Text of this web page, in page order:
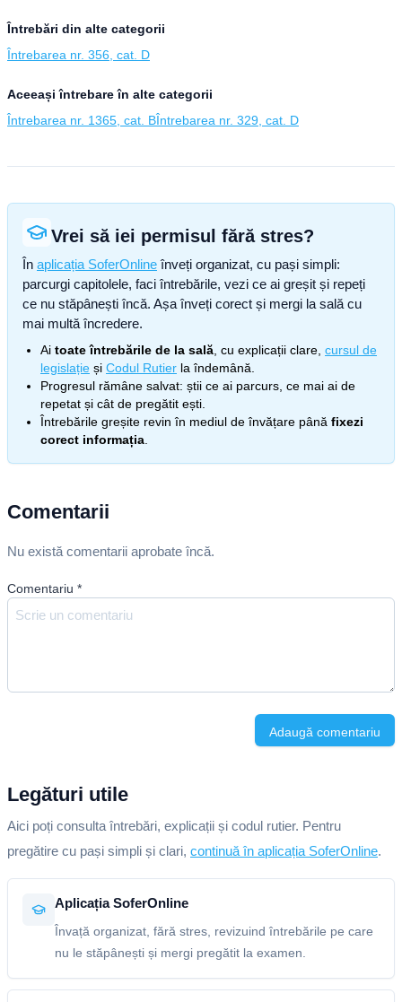
Întrebări din alte categorii
Întrebarea nr. 356, cat. D
Aceeași întrebare în alte categorii
Întrebarea nr. 1365, cat. BÎntrebarea nr. 329, cat. D
Vrei să iei permisul fără stres?
În aplicația SoferOnline înveți organizat, cu pași simpli:
parcurgi capitolele, faci întrebările, vezi ce ai greșit și repeți
ce nu stăpânești încă. Așa înveți corect și mergi la sală cu
mai multă încredere.
Ai toate întrebările de la sală , cu explicații clare, cursul de
legislație și Codul Rutier la îndemână.
Progresul rămâne salvat: știi ce ai parcurs, ce mai ai de
repetat și cât de pregătit ești.
Întrebările greșite revin în mediul de învățare până fixezi
corect informația
Comentarii
Nu există comentarii aprobate încă.
Comentariu *
Adaugă comentariu
Legături utile
Aici poți consulta întrebări, explicații și codul rutier. Pentru
pregătire cu pași simpli și clari, continuă în aplicația SoferOnline.
Aplicația SoferOnline
Învață organizat, fără stres, revizuind întrebările pe care
nu le stăpânești și mergi pregătit la examen.